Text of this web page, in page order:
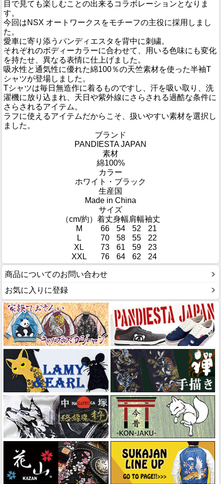
目で見ても楽しむことの出来るコラボレーションとなりま
す。
今回はNSX オートワークスをモチーフの主役に採用しまし
た。
愛車に寄り添うパンディエスタを背中に刺繍。
それぞれのボディーカラーに合わせて、用いる色味にも変化
を持たせ、異なる表情に仕上げました。
吸水性と通気性に優れた綿100％の天竺素材を使った半袖T
シャツが登場しました。
Tシャツは毎日無造作に着るものですし、汗を吸い取り、洗
濯機に放り込まれ、天日や紫外線にさらされる過酷な条件に
さらされるアイテム。
ラフに使えるアイテムだからこそ、扱いやすい素材を選択し
ました。
ブランド
PANDIESTA JAPAN
素材
綿100%
カラー
ホワイト・ブラック
生産国
Made in China
サイズ
（cm/約） 着丈身幅肩幅袖丈
M
66 54 52
21
L
70 58 55
22
XL
73 61 59
23
XXL
76 64 62 24
商品についてのお問い合わせ
お気に入りに登録